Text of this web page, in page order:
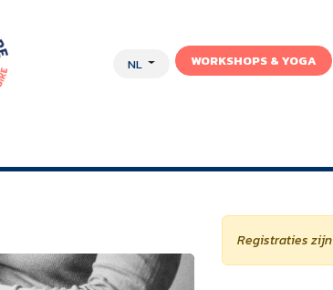
NL WORKSHOPS & YOGA
Registraties zijn